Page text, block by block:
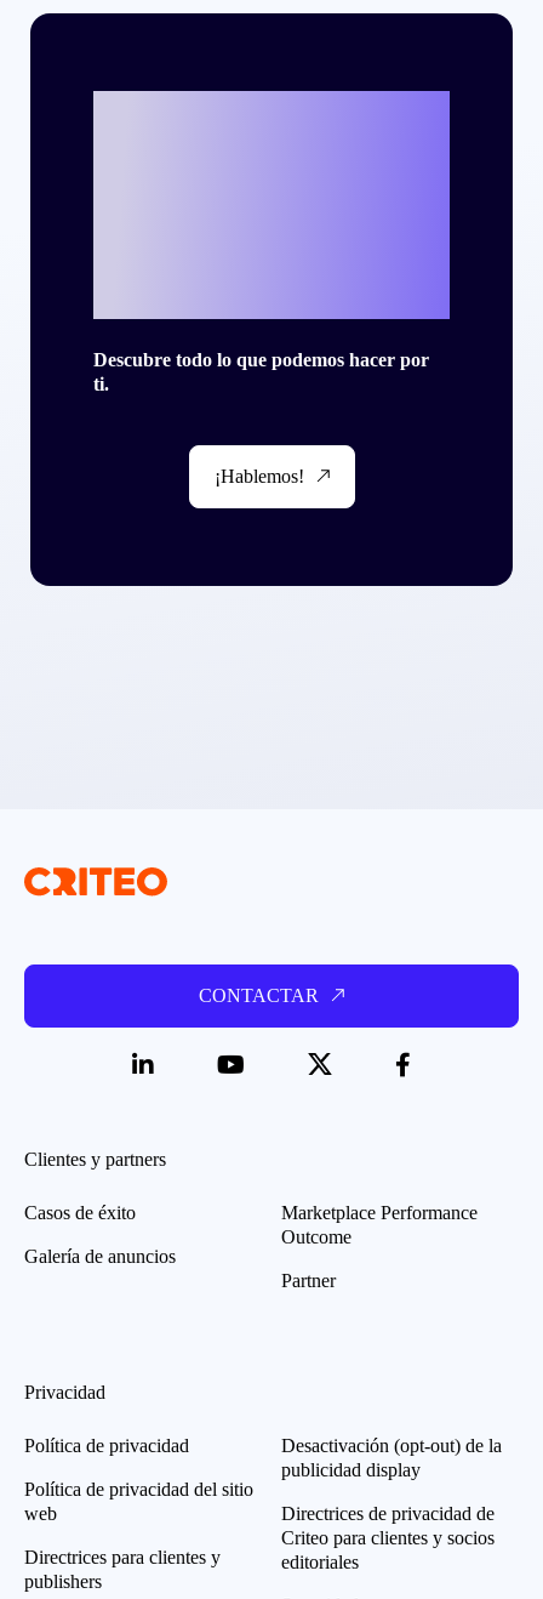
Descubre todo lo que podemos hacer por
ti.
¡Hablemos!
CONTACTAR
Clientes y partners
Casos de éxito
Galería de anuncios
Marketplace Performance
Outcome
Partner
Privacidad
Política de privacidad
Política de privacidad del sitio
web
Directrices para clientes y
publishers
Desactivación (opt-out) de la
publicidad display
Directrices de privacidad de
Criteo para clientes y socios
editoriales